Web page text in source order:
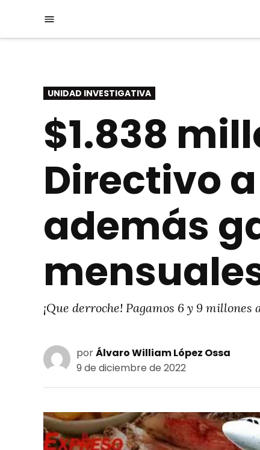
Menú
PUBLICADO
EN
UNIDAD INVESTIGATIVA
$1.838
Directivo
además
¡Que derroche! Pagamos 6 y 9
porÁlvaro William López Ossa
9 de diciembre de 2022